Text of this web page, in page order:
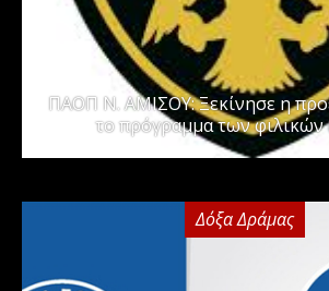
ΠΑΟΠ Ν. ΑΜΙΣΟΥ: Ξεκίνησε η
το πρόγραμμα των φιλικών
Δόξα Δράμας